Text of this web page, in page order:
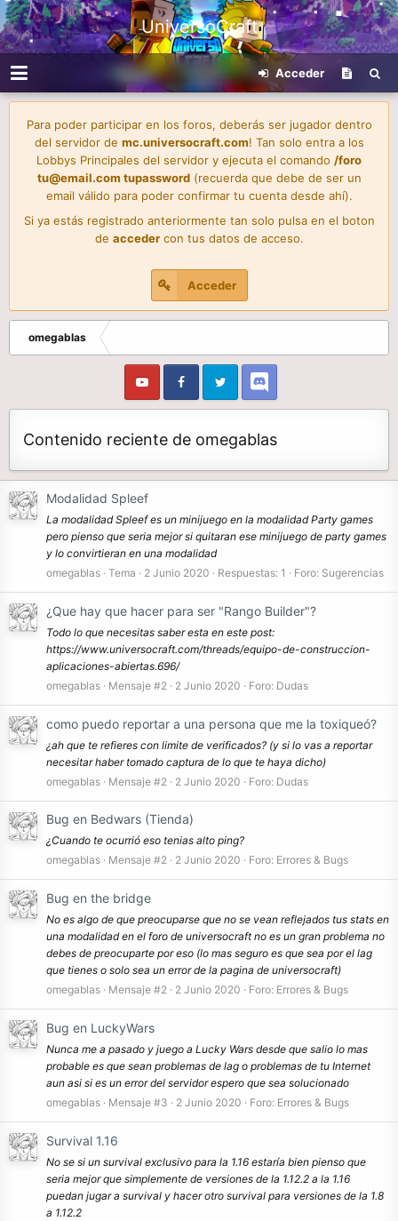
UniversoCraft
Acceder
Para poder participar en los foros, deberás ser jugador dentro
del servidor de mc.universocraft.com! Tan solo entra a los
Lobbys Principales del servidor y ejecuta el comando /foro
tu@email.com tupassword(recuerda que debe de ser un
email válido para poder confirmar tu cuenta desde ahí).
Si ya estás registrado anteriormente tan solo pulsa en el boton
de accedercon tus datos de acceso.
Acceder
omegablas
Contenido reciente de omegablas
Modalidad Spleef
La modalidad Spleef es un minijuego en la modalidad Party games
pero pienso que seria mejor si quitaran ese minijuego de party games
y lo convirtieran en una modalidad
omegablas Tema 2 Junio 2020 Respuestas: 1 Foro: Sugerencias
¿Que hay que hacer para ser "Rango Builder"?
Todo lo que necesitas saber esta en este post:
https://www.universocraft.com/threads/equipo-de-construccion-
aplicaciones-abiertas.696/
omegablas
Mensaje #2 2 Junio 2020 Foro: Dudas
como puedo reportar a una persona que me la toxiqueó?
¿ah que te refieres con limite de verificados? (y si lo vas a reportar
necesitar haber tomado captura de lo que te haya dicho)
omegablas
Mensaje #2 2 Junio 2020 Foro: Dudas
Bug en Bedwars (Tienda)
¿Cuando te ocurrió eso tenias alto ping?
omegablas
Mensaje #2 2 Junio 2020 Foro: Errores & Bugs
Bug en the bridge
No es algo de que preocuparse que no se vean reflejados tus stats en
una modalidad en el foro de universocraft no es un gran problema no
debes de preocuparte por eso (lo mas seguro es que sea por el lag
que tienes o solo sea un error de la pagina de universocraft)
omegablas
Mensaje #2 2 Junio 2020 Foro: Errores & Bugs
Bug en LuckyWars
Nunca me a pasado y juego a Lucky Wars desde que salio lo mas
probable es que sean problemas de lag o problemas de tu Internet
aun asi si es un error del servidor espero que sea solucionado
omegablas
Mensaje #3 2 Junio 2020 Foro: Errores & Bugs
Survival 1.16
No se si un survival exclusivo para la 1.16 estaría bien pienso que
seria mejor que simplemente de versiones de la 1.12.2 a la 1.16
puedan jugar a survival y hacer otro survival para versiones de la 1.8
a 1.12.2